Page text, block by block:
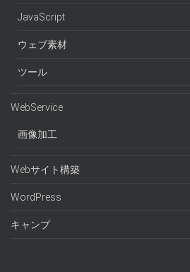
JavaScript
ウェブ素材
ツール
WebService
画像加工
Webサイト構築
WordPress
キャンプ